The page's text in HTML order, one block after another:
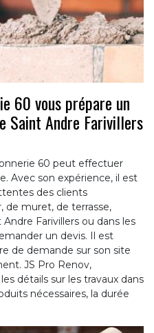
60 vous prépare un
Saint Andre Farivillers
60 peut effectuer
Avec son expérience, il est
des clients
de muret, de terrasse,
Andre Farivillers ou dans les
un devis. Il est
de demande sur son site
JS Pro Renov,
détails sur les travaux dans
nécessaires, la durée